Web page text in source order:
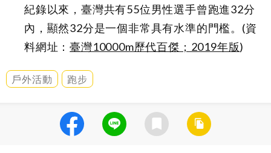
紀錄以來，臺灣共有55位男性選手曾跑進32分
內，顯然32分是一個非常具有水準的門檻。(資
料網址：臺灣10000m歷代百傑；2019年版)
戶外活動 跑步